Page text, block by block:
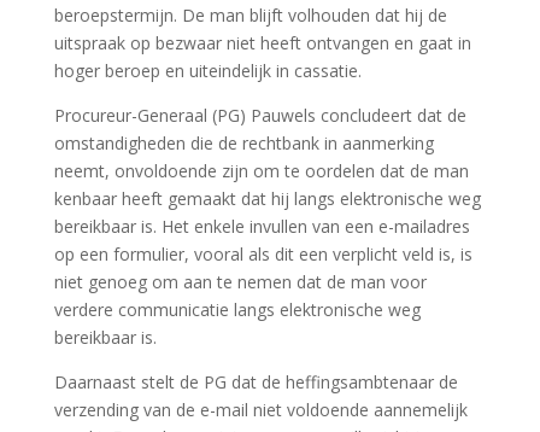
beroepstermijn. De man blijft volhouden dat hij de
uitspraak op bezwaar niet heeft ontvangen en gaat in
hoger beroep en uiteindelijk in cassatie.
Procureur-Generaal (PG) Pauwels concludeert dat de
omstandigheden die de rechtbank in aanmerking
neemt, onvoldoende zijn om te oordelen dat de man
kenbaar heeft gemaakt dat hij langs elektronische weg
bereikbaar is. Het enkele invullen van een e-mailadres
op een formulier, vooral als dit een verplicht veld is, is
niet genoeg om aan te nemen dat de man voor
verdere communicatie langs elektronische weg
bereikbaar is.
Daarnaast stelt de PG dat de heffingsambtenaar de
verzending van de e-mail niet voldoende aannemelijk